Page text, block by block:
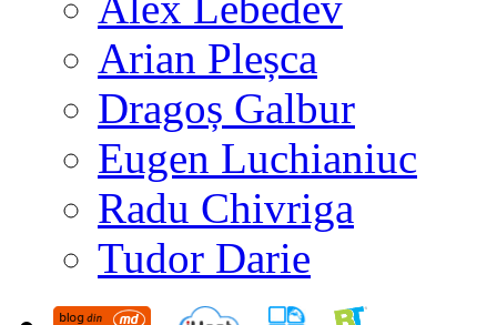
Arian Pleșca
Dragoș Galbur
Eugen Luchianiuc
Radu Chivriga
Tudor Darie